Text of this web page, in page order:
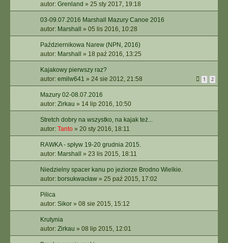
autor: Grenland » 25 sty 2017, 19:18
03-09.07.2016 Marshall Mazury Canoe 2016
autor: Marshall » 05 lis 2016, 10:28
Październikowa Narew (NPN, 2016)
autor: Marshall » 18 paź 2016, 13:25
Kajakowy pierwszy raz?
autor: emilw641 » 24 sie 2012, 21:58 1 2
Mazury 02-08.07.2016
autor: Zirkau » 14 lip 2016, 10:50
Stretch dobry na wszystko, na kajak też...
autor: Tanto » 20 sty 2016, 18:11
RAWKA - spływ 19-20 grudnia 2015.
autor: Marshall » 23 lis 2015, 18:11
Niedzielny spacer kanu po jeziorze Brodno Wielkie.
autor: borsukwacław » 25 paź 2015, 17:02
Pilica
autor: Sikor » 08 sie 2015, 15:12
Krutynia
autor: Zirkau » 08 lip 2015, 12:01